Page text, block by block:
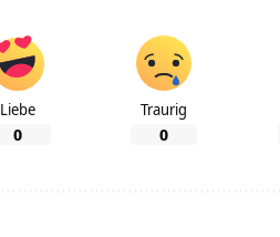
Liebe
0
Traurig
0